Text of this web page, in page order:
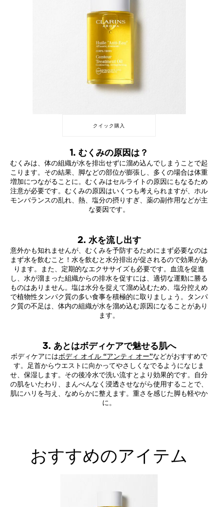
クイック購入
1. むくみの原因は？
むくみは、体の組織が水を排出せずに溜め込んでしまうことで起
こります。その結果、脚などの部位が膨張し、多くの場合は体重
増加につながることに。むくみはセルライトの原因にもなるため
注意が必要です。むくみの原因はいくつも考えられますが、ホル
モンバランスの乱れ、熱、塩分の摂りすぎ、薬の副作用などが主
な要因です。
2. 水を流し出す
意外かも知れませんが、むくみを予防するためにまず必要なのは
まず水を飲むこと！水を飲むと水分排出が促されるので効果があ
ります。また、定期的なエクササイズも必要です。血流を促進
し、水が溜まった組織からの排水を促すには、適切な運動に勝る
ものはありません。塩は水分を捉えて溜め込むため、塩分控えめ
で植物性タンパク質の多い食事を積極的に取りましょう。タンパ
ク質の不足は、体内の組織が水を溜め込む原因になることがあり
ます。
3. あとはボディケアで魅せる肌へ
ボディケアにはボディ オイル “アンティ オー”などがおすすめで
す。足首からウエストに向かってやさしくなでるようになじま
せ、保湿します。その後冷水で洗い流すとより効果的です。自分
の肌をいたわり、まんべんなく浸透させながら使用することで、
肌にハリを与え、なめらかに整えます。重さを感じた脚も軽やか
に。
おすすめのアイテム